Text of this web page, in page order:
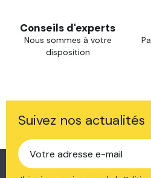
Conseils d'experts
Nous sommes à votre
disposition
Suivez nos actualités